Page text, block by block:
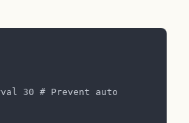
30 # Prevent auto